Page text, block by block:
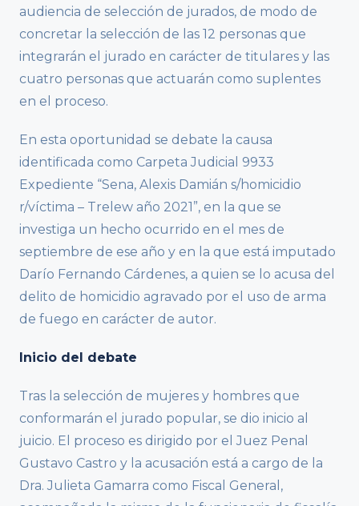
audiencia de selección de jurados, de modo de
concretar la selección de las 12 personas que
integrarán el jurado en carácter de titulares y las
cuatro personas que actuarán como suplentes
en el proceso.
En esta oportunidad se debate la causa
identificada como Carpeta Judicial 9933
Expediente “Sena, Alexis Damián s/homicidio
r/víctima – Trelew año 2021”, en la que se
investiga un hecho ocurrido en el mes de
septiembre de ese año y en la que está imputado
Darío Fernando Cárdenes, a quien se lo acusa del
delito de homicidio agravado por el uso de arma
de fuego en carácter de autor.
Inicio del debate
Tras la selección de mujeres y hombres que
conformarán el jurado popular, se dio inicio al
juicio. El proceso es dirigido por el Juez Penal
Gustavo Castro y la acusación está a cargo de la
Dra. Julieta Gamarra como Fiscal General,